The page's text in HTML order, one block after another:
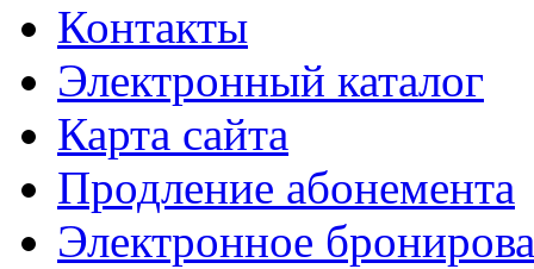
Контакты
Электронный каталог
Карта сайта
Продление абонемента
Электронное